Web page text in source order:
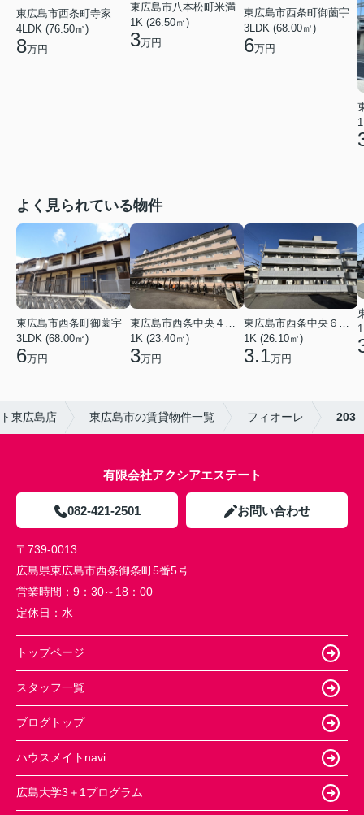
東広島市西条町寺家
4LDK (76.50㎡)
8万円
東広島市八本松町米満
1K (26.50㎡)
3万円
東広島市西条町御薗宇
3LDK (68.00㎡)
6万円
よく見られている物件
東広島市西条町御薗宇
3LDK (68.00㎡)
6万円
1K (23.40㎡)
3万円
1K (26.10㎡)
3.1万円
東広島店 東広島市の賃貸物件一覧 フィオーレ 203
有限会社アクシアエステート
082-421-2501 お問い合わせ
〒739-0013
広島県東広島市西条御条町5番5号
営業時間： 9：30～18：00
定休日： 水
トップページ
スタッフ一覧
ブログトップ
ハウスメイトnavi
広島大学3＋1プログラム